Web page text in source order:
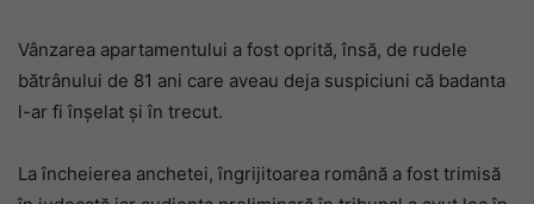
Vânzarea apartamentului a fost oprită, însă, de rudele
bătrânului de 81 ani care aveau deja suspiciuni că badanta
l-ar fi înșelat și în trecut.
La încheierea anchetei, îngrijitoarea română a fost trimisă